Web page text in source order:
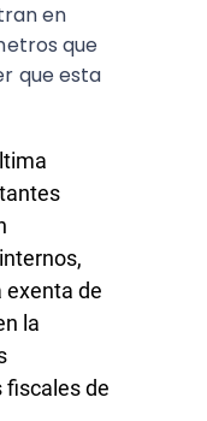
en
que
que esta
exenta de
la
de